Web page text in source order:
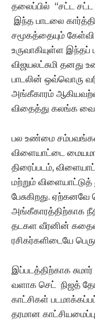
தலைப்பில் “சட்ட
இந்த பாடலை
சமூகத்தையும்
உருவாகியுள்ள
விஜயலட்சுமி தனது
பாடலின் ஒவ்வொரு
அங்கீகாரம்
விதைத்து கலங்க
பல உண்மை
விளையாட்டை
திரைப்படம்,
மற்றும்
பேசுகிறது.
அங்கீகாரத்திற்காக
தடகள வீரனின்
ரசிகர்களிடையே
இப்படத்திற்காக
வளாக செட் நிஜத்
காட்சிகள்
தரமான